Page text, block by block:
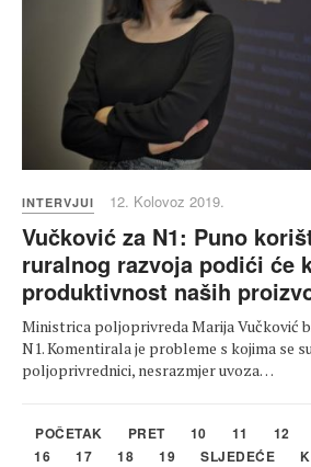
INTERVJUI 12. Kolovoz 2019.
Vučković za N1: Puno
ruralnog razvoja podići će
produktivnost naših
Ministrica poljoprivreda Marija Vučković
N1. Komentirala je probleme s kojima se
poljoprivrednici, nesrazmjer uvoza…
POČETAK PRET 10 11 12
16
17 18 19 SLJEDEĆE